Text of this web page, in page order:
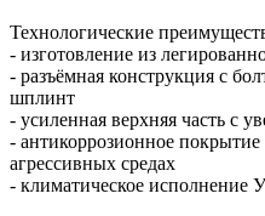
Технологические
- изготовление из
- разъёмная конструкция с
шплинт
- усиленная верхняя часть с
- антикоррозионное покрытие
агрессивных средах
- климатическое